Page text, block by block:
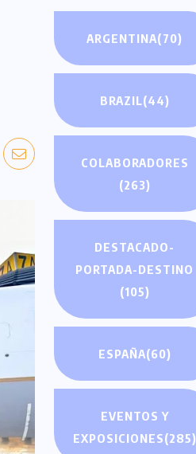
ARGENTINA(70)
BRAZIL(44)
COLABORADORES
(263)
DESTACADO-
PORTADA-DESTINO
(105)
ESPAÑA(60)
EVENTOS Y
EXPOSICIONES(285)